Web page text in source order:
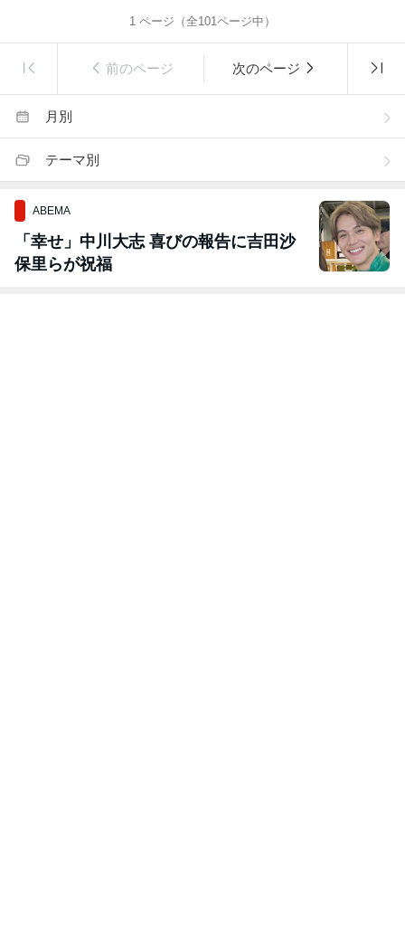
1 ページ（全101ページ中）
前のページ 次のページ
月別
テーマ別
ABEMA
「幸せ」中川大志 喜びの報告に吉田沙
保里らが祝福